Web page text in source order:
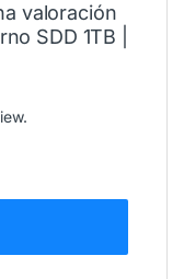
valoración
SDD 1TB |